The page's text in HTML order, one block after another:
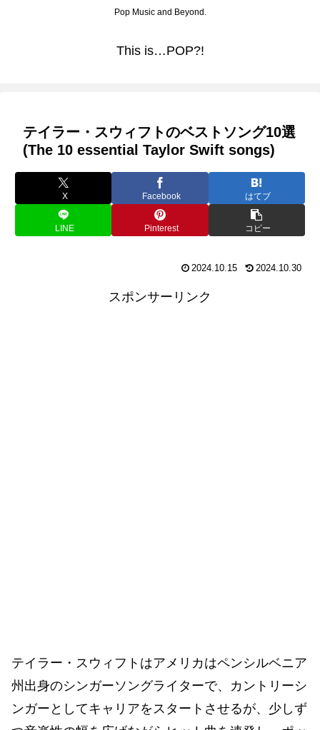
Pop Music and Beyond.
This is…POP?!
テイラー・スウィフトのベストソング10選
(The 10 essential Taylor Swift songs)
X Facebook はてブ
LINE Pinterest コピー
2024.10.15 2024.10.30
スポンサーリンク
テイラー・スウィフトはアメリカはペンシルベニア
州出身のシンガーソングライターで、カントリーシ
ンガーとしてキャリアをスタートさせるが、少しず